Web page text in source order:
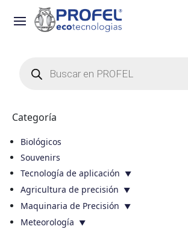
productos
Categoría
Biológicos
Souvenirs
Tecnología de aplicación
Agricultura de precisión
Maquinaria de Precisión
Meteorología